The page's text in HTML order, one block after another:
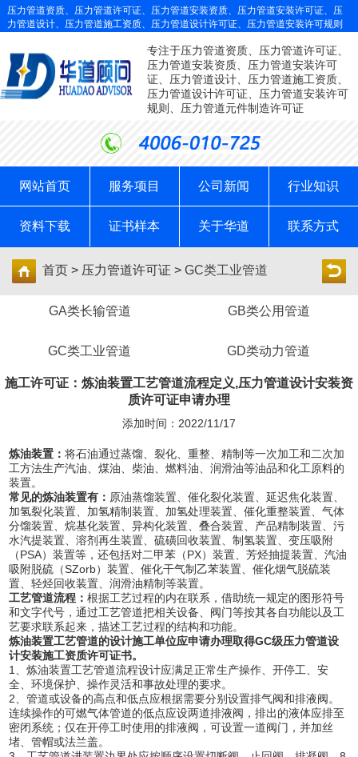
压力管道资质、压力管道许可证、压力管道安装资质、压力管道安装许可证、压
力管道设计、压力管道施工资质、压力管道设计许可证、压力管道安装许可规则
专注于压力管道资质、压力管道许可证、
压力管道安装资质、压力管道安装许可
证、压力管道设计、压力管道施工资质、
压力管道设计许可证、压力管道安装许可
规则、压力管道元件制造许可证
网站首页 服务项目 公司新闻 行业知识
资料下载 证书样本 关于华道 联系方式
首页 > 压力管道许可证 > GC类工业管道
GA类长输管道 GB类公用管道
GC类工业管道 GD类动力管道
施工许可证：炼油装置工艺管道流程定义,压力管道设计安装资
质许可证申请办理
添加时间：2022/11/17
炼油装置：将石油通过蒸馏、裂化、重整、精制等一次加工和二次加
工方法生产汽油、煤油、柴油、燃料油、润滑油等油品和化工原料的
装置。
常见的炼油装置有： 原油蒸馏装置、催化裂化装置、延迟焦化装置、
加氢裂化装置、加氢精制装置、加氢处理装置、催化重整装置、气体
分馏装置、烷基化装置、异构化装置、叠合装置、产品精制装置、污
水汽提装置、溶剂再生装置、硫磺回收装置、制氢装置、变压吸附
（PSA）装置等，还包括对二甲苯（PX）装置、芳烃抽提装置、汽油
吸附脱硫（SZorb）装置、催化干气制乙苯装置、催化烟气脱硫装
置、轻烃回收装置、润滑油精制等装置。
工艺管道流程：根据工艺过程的内在联系，借助统一规定的图形符号
和文字代号，通过工艺管道把相关设备、阀门等按其各自功能以及工
艺要求联系起来，描述工艺过程的结构和功能。
炼油装置工艺管道的设计施工单位应申请办理取得GC级压力管道设
计安装施工资质许可证书。
1、炼油装置工艺管道流程设计应满足正常生产操作、开停工、安
全、环境保护、操作灵活和事故处理的要求。
2、管道或设备的高点和低点应根据需要分别设置排气阀和排液阀。
连续操作的可燃气体管道的低点应设两道排液阀，排出的液体应排至
密闭系统；仅在开停工时使用的排液阀，可设置一道阀门，并加丝
堵、管帽或法兰盖。